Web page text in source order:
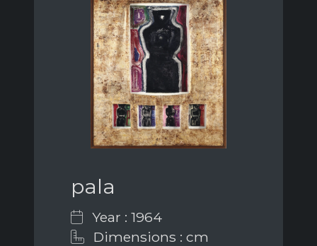
pala
Year : 1964
Dimensions : cm